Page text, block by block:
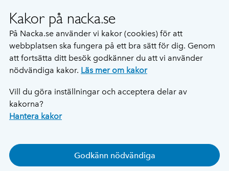
Kakor på nacka.se
På Nacka.se använder vi kakor (cookies) för att
webbplatsen ska fungera på ett bra sätt för dig. Genom
att fortsätta ditt besök godkänner du att vi använder
nödvändiga kakor. Läs mer om kakor
Vill du göra inställningar och acceptera delar av
kakorna?
Hantera kakor
Godkänn nödvändiga